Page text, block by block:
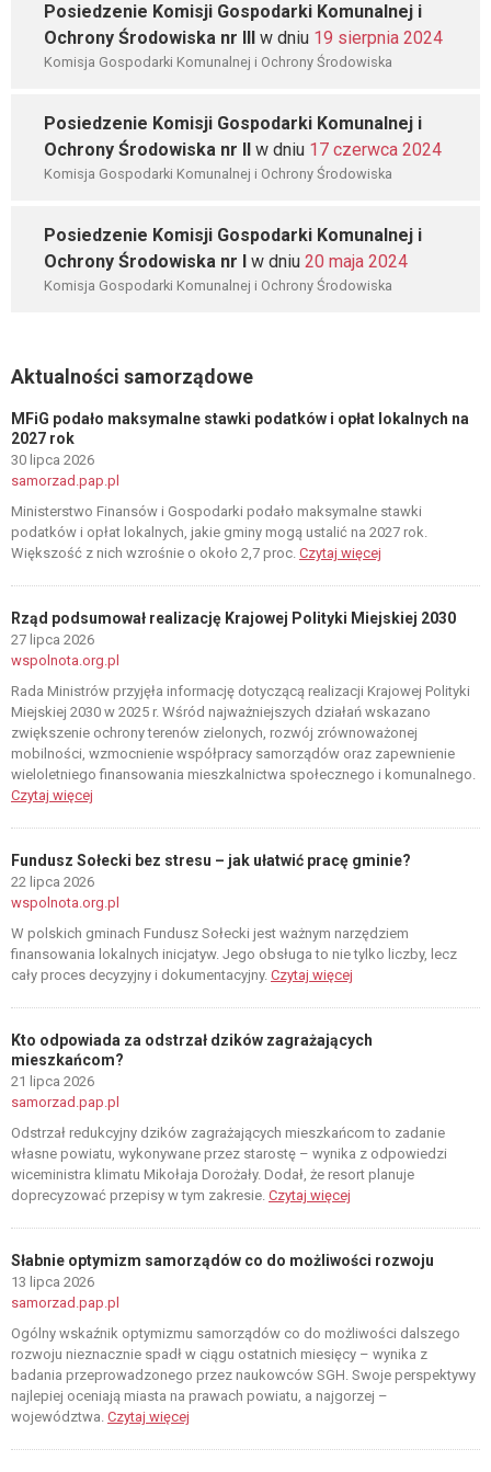
Posiedzenie Komisji Gospodarki Komunalnej i
Ochrony Środowiska nr III w dniu 19 sierpnia 2024
Komisja Gospodarki Komunalnej i Ochrony Środowiska
Posiedzenie Komisji Gospodarki Komunalnej i
Ochrony Środowiska nr II w dniu 17 czerwca 2024
Komisja Gospodarki Komunalnej i Ochrony Środowiska
Posiedzenie Komisji Gospodarki Komunalnej i
Ochrony Środowiska nr I w dniu 20 maja 2024
Komisja Gospodarki Komunalnej i Ochrony Środowiska
Aktualności samorządowe
MFiG podało maksymalne stawki podatków i opłat lokalnych na
2027 rok
30 lipca 2026
samorzad.pap.pl
Ministerstwo Finansów i Gospodarki podało maksymalne stawki
podatków i opłat lokalnych, jakie gminy mogą ustalić na 2027 rok.
Większość z nich wzrośnie o około 2,7 proc. Czytaj więcej
Rząd podsumował realizację Krajowej Polityki Miejskiej 2030
27 lipca 2026
wspolnota.org.pl
Rada Ministrów przyjęła informację dotyczącą realizacji Krajowej Polityki
Miejskiej 2030 w 2025 r. Wśród najważniejszych działań wskazano
zwiększenie ochrony terenów zielonych, rozwój zrównoważonej
mobilności, wzmocnienie współpracy samorządów oraz zapewnienie
wieloletniego finansowania mieszkalnictwa społecznego i komunalnego.
Czytaj więcej
Fundusz Sołecki bez stresu – jak ułatwić pracę gminie?
22 lipca 2026
wspolnota.org.pl
W polskich gminach Fundusz Sołecki jest ważnym narzędziem
finansowania lokalnych inicjatyw. Jego obsługa to nie tylko liczby, lecz
cały proces decyzyjny i dokumentacyjny. Czytaj więcej
Kto odpowiada za odstrzał dzików zagrażających
mieszkańcom?
21 lipca 2026
samorzad.pap.pl
Odstrzał redukcyjny dzików zagrażających mieszkańcom to zadanie
własne powiatu, wykonywane przez starostę – wynika z odpowiedzi
wiceministra klimatu Mikołaja Dorożały. Dodał, że resort planuje
doprecyzować przepisy w tym zakresie. Czytaj więcej
Słabnie optymizm samorządów co do możliwości rozwoju
13 lipca 2026
samorzad.pap.pl
Ogólny wskaźnik optymizmu samorządów co do możliwości dalszego
rozwoju nieznacznie spadł w ciągu ostatnich miesięcy – wynika z
badania przeprowadzonego przez naukowców SGH. Swoje perspektywy
najlepiej oceniają miasta na prawach powiatu, a najgorzej –
województwa. Czytaj więcej